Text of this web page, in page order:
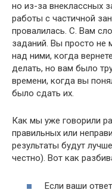
но из-за внеклассных
работы с частичной
провалилась. C. Вам
заданий. Вы просто не
над ними, когда
делать, но вам было
времени, когда вы
было сдать их.
Как мы уже говорили
правильных или
результаты будут
честно). Вот как
Если ваши